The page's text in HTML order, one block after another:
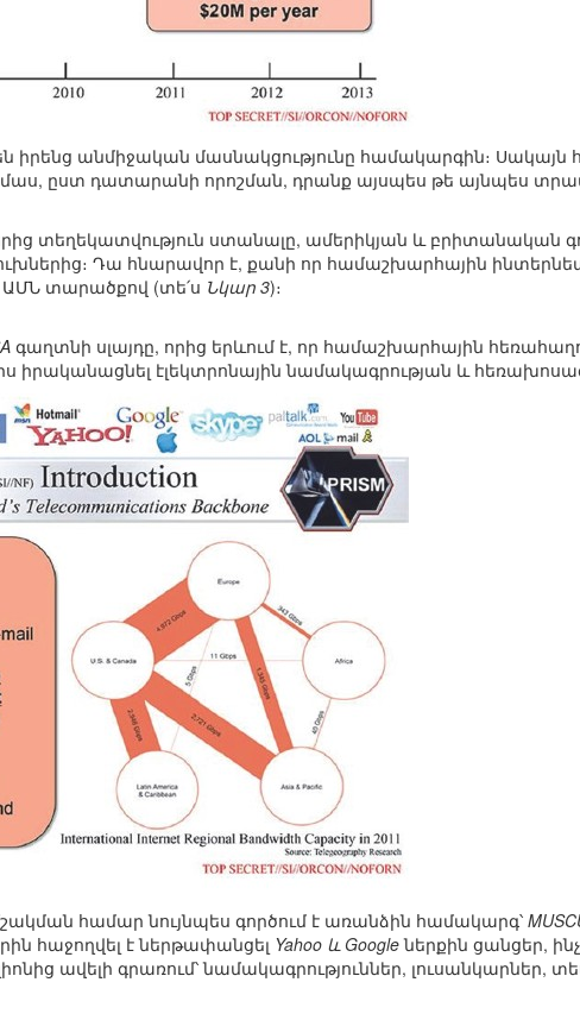
իրենց անմիջական մասնակցությունը համակարգին։ Սակայն
մաս, ըստ դատարանի որոշման, դրանք այսպես թե այնպես
տեղեկատվություն ստանալը, ամերիկյան և բրիտանական
Դա հնարավոր է, քանի որ համաշխարհային
ԱՄՆ տարածքով (տե՛ս Նկար 3)։
գաղտնի սլայդը, որից երևում է, որ համաշխարհային
իրականացնել էլեկտրոնային նամակագրության և
համար նույնպես գործում է առանձին համակարգ՝
հաջողվել է ներթափանցել Yahoo և Googleներքին ցանցեր,
ավելի գրառում՝ նամակագրություններ, լուսանկարներ,